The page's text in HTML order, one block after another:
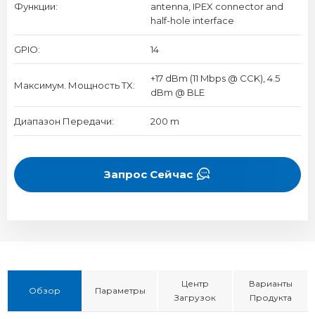
Функции:
antenna, IPEX connector and
half-hole interface
GPIO: 14
Максимум. Мощность TX:
+17 dBm (11 Mbps @ CCK), 4.5
dBm @ BLE
Диапазон Передачи: 200 m
Запрос Сейчас
Обзор Параметры
Центр
Загрузок
Варианты
Продукта